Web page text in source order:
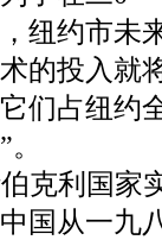
纽约市未
的投入就
们占纽约
克利国家
国从一九